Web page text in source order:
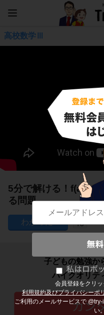
会員登録をクリッ
利用規約及びプライバシーポ
ご利用のメールサービスで
い
高校数学Ⅲ
5分で解ける！f(ax＋
る問題
13
子どもの勉強か
ハイクオリテ